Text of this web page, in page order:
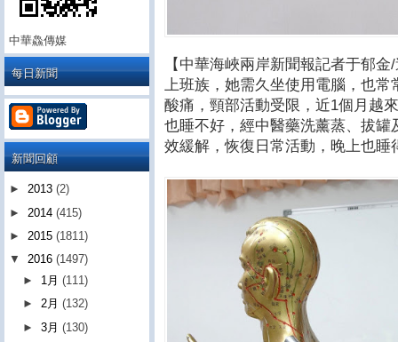
【中華海峽兩岸新聞報記者于郁
上班族，她需久坐使用電腦，也
酸痛，頸部活動受限，近1個月越
也睡不好，經中醫藥洗薰蒸、拔
效緩解，恢復日常活動，晚上也睡
中華鱻傳媒
每日新聞
新聞回顧
► 2013 (2)
► 2014 (415)
► 2015 (1811)
▼ 2016 (1497)
► 1月(111)
►2月(132)
►3月(130)